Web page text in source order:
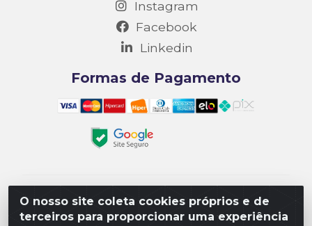
O nosso site coleta cookies próprios e de
terceiros para proporcionar uma experiência
Instagram
Facebook
Linkedin
Formas de Pagamento
Matriz R3 Suprimentos - Rua 14, Polo Empresarial
Goiás – Etapa III, Quadra: 15; Lote 04, Aparecida de